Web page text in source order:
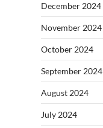
December 2024
November 2024
October 2024
September 2024
August 2024
July 2024